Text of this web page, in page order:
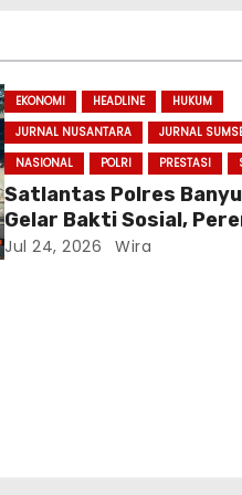
EKONOMI HEADLINE
HUKUM
JURNAL NUSANTARA
JURNAL
NASIONAL
POLRI PRESTASI
Satlantas Polres
Gelar Bakti Sosial,
Kepedulian kepada
Jul 24, 2026 Wira